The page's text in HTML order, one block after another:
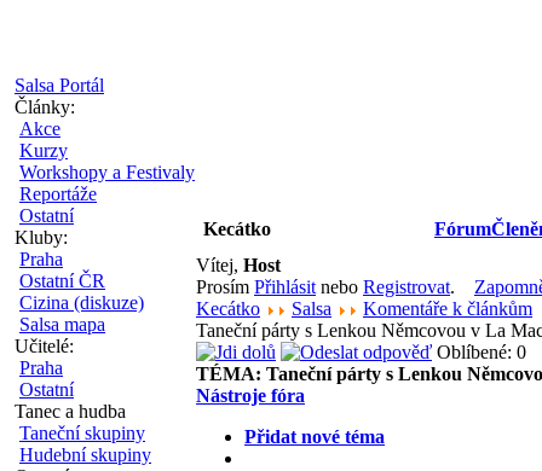
Salsa Portál
Články:
Akce
Kurzy
Workshopy a Festivaly
Reportáže
Ostatní
Kluby:
Praha
Ostatní ČR
Cizina (diskuze)
Salsa mapa
Učitelé:
Praha
Ostatní
Tanec a hudba
Taneční skupiny
Hudební skupiny
Kecátko Fórum
Vítej, Host
Prosím Přihlásit nebo Registrovat.
Kecátko
Salsa
Komentáře k článkům
Taneční párty s Lenkou Němcovou v La
Oblíbené: 0
TÉMA: Taneční párty s Lenkou
Nástroje fóra
Přidat nové téma